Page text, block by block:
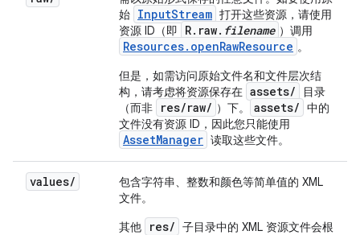
始 InputStream 打开这些资源，请使用
资源 ID（即
R.raw. filename ）调用
Resources.openRawResource 。
但是，如需访问原始文件名和文件层次结
构，请考虑将资源保存在 assets/
目录
（而非
res/raw/ ）下。 assets/ 中的
文件没有资源 ID，因此您只能使用
AssetManager 读取这些文件。
values/
包含字符串、整数和颜色等简单值的 XML
文件。
其他
res/ 子目录中的 XML 资源文件会根